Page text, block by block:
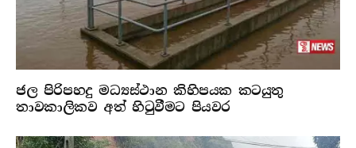
ජල පිරිපහදු මධ්‍යස්ථාන කිහිපයක කටයුතු
තාවකාලිකව අත් හිටුවීමට පියවර